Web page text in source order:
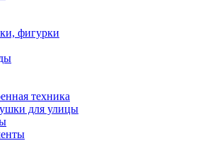
фигурки
техника
для улицы